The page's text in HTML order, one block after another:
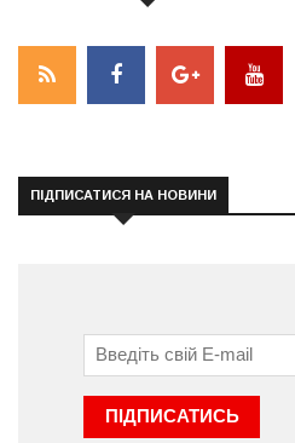
ПІДПИСАТИСЯ НА НОВИНИ
ПІДПИСАТИСЬ